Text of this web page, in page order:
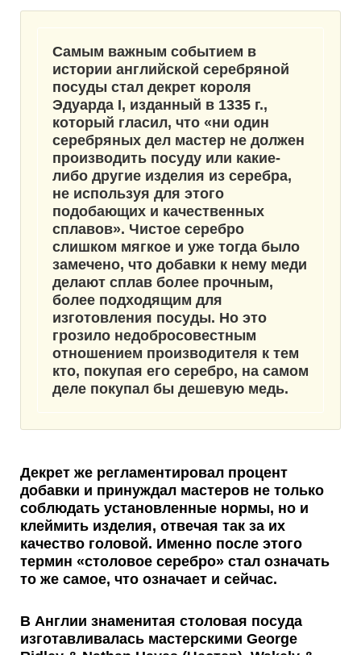
Самым важным событием в
истории английской серебряной
посуды стал декрет короля
Эдуарда I, изданный в 1335 г.,
который гласил, что «ни один
серебряных дел мастер не должен
производить посуду или какие-
либо другие изделия из серебра,
не используя для этого
подобающих и качественных
сплавов». Чистое серебро
слишком мягкое и уже тогда было
замечено, что добавки к нему меди
делают сплав более прочным,
более подходящим для
изготовления посуды. Но это
грозило недобросовестным
отношением производителя к тем
кто, покупая его серебро, на самом
деле покупал бы дешевую медь.
Декрет же регламентировал процент
добавки и принуждал мастеров не только
соблюдать установленные нормы, но и
клеймить изделия, отвечая так за их
качество головой. Именно после этого
термин «столовое серебро» стал означать
то же самое, что означает и сейчас.
В Англии знаменитая столовая посуда
изготавливалась мастерскими George